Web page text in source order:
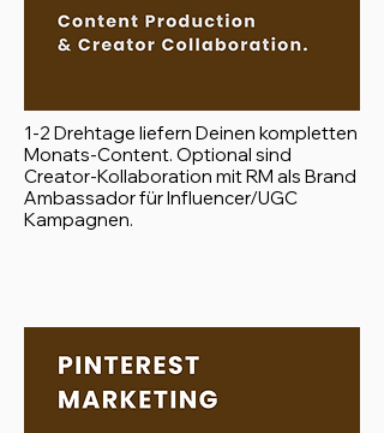
1-2 Drehtage liefern Deinen kompletten
Monats-Content. Optional sind
Creator-Kollaboration mit RM als Brand
Ambassador für Influencer/UGC
Kampagnen.